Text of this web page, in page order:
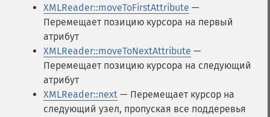
XMLReader::moveToFirstAttribute —
Перемещает позицию курсора на первый
атрибут
XMLReader::moveToNextAttribute —
Перемещает позицию курсора на следующий
атрибут
XMLReader::next — Перемещает курсор на
следующий узел, пропуская все поддеревья